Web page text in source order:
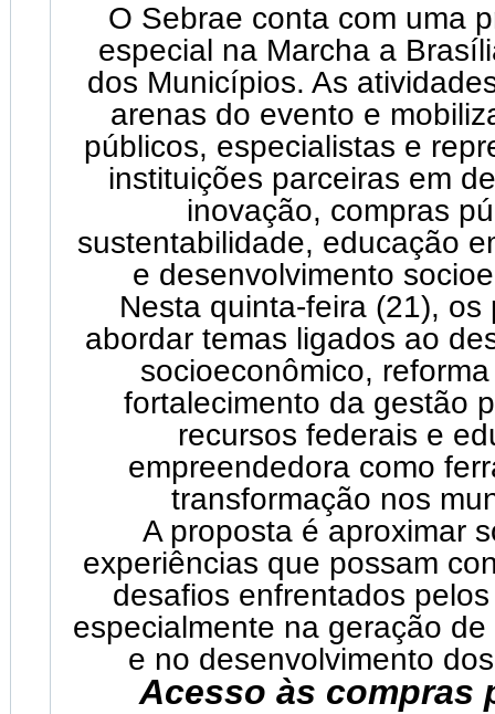
O Sebrae conta com uma
especial na Marcha a
dos Municípios. As
arenas do evento e
públicos, especialistas e
instituições parceiras em
inovação, compras
sustentabilidade, educação
e desenvolvimento
Nesta quinta-feira (21), os
abordar temas ligados ao
socioeconômico,
fortalecimento da gestão
recursos federais e
empreendedora como
transformação nos
A proposta é aproximar
experiências que possam
desafios enfrentados
especialmente na geração
e no desenvolvimento
Acesso às compras